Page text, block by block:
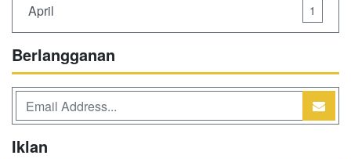
April 1
Berlangganan
Iklan